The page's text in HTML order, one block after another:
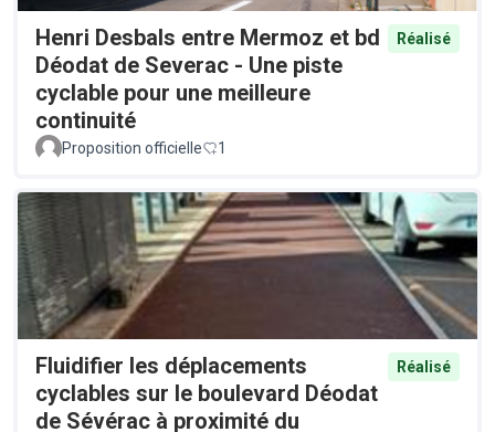
Henri Desbals entre Mermoz et bd
Déodat de Severac - Une piste
cyclable pour une meilleure
continuité
Réalisé
Proposition officielle 1
Fluidifier les déplacements
cyclables sur le boulevard Déodat
de Sévérac à proximité du
Réalisé